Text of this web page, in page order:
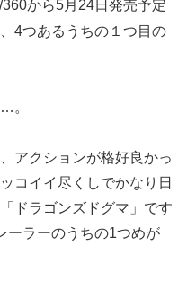
360から5月24日発売予定
4つあるうちの１つ目の
。
アクションが格好良かっ
コイイ尽くしでかなり日
ドラゴンズドグマ」です
ーラーのうちの1つめが